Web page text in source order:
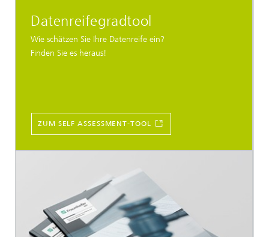
Datenreifegradtool
Wie schätzen Sie Ihre Datenreife ein?
Finden Sie es heraus!
ZUM SELF ASSESSMENT-TOOL